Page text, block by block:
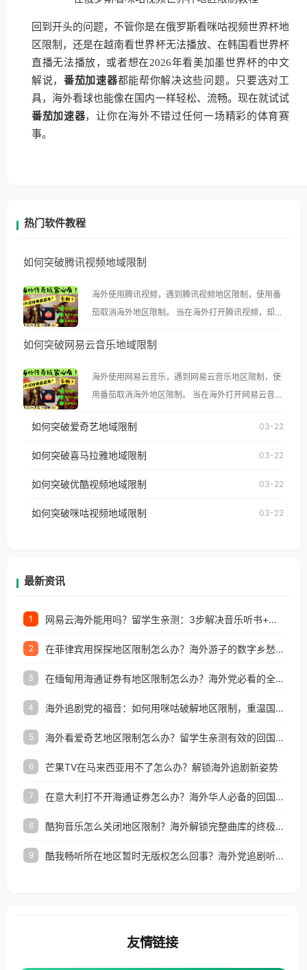
回到开头的问题，不管你是在俄罗斯看咪咕视频世界杯地
区限制，还是在越南看世界杯无法播放、在韩国看世界杯
直播无法播放，或者想在2026年看美加墨世界杯的中文
解说，番茄加速器都能帮你解决这些问题。只要选对工
具，海外看球也能像在国内一样轻松、流畅。现在就试试
番茄加速器，让你在海外不错过任何一场精彩的体育赛
事。
热门软件教程
如何突破腾讯视频地域限制
海外使用腾讯视频，遇到腾讯视频地区限制，使用番
茄取消海外地区限制。 当在海外打开腾讯视频，却突
示语。 海外用户如香港、澳门、台湾、美国、加拿
像其他音乐平台一样，出现地区及版权限制问题，且
仅能在中国大陆地区播放。 遇到这个问题的朋友们，
使用番茄回国加速器，即可解决「海外用户收听腾讯
台湾、美国、加拿大、澳大利亚、欧洲等国家和地区
权限制所困扰。
如何突破网易云音乐地域限制
海外使用网易云音乐，遇到网易云音乐地区限制，使
用番茄取消海外地区限制。 当在海外打开网易云音
播放”的提示语。 海外用户如香港、澳门、台湾、美
国、加拿大、澳大利亚、欧洲等国家和地区时，网易
制问题，且仅能在中国大陆地区播放。 遇到这个问题
户收听网易云音乐地区版权限制」的问题，无论人在
如何突破爱奇艺地域限制 03-22
如何突破喜马拉雅地域限制 03-22
如何突破优酷视频地域限制 03-22
如何突破咪咕视频地域限制 03-22
最新资讯
1 网易云海外能用吗？留学生亲测：3步解决音乐听书+银行视频地区限制
2 在菲律宾用探探地区限制怎么办？海外游子的数字乡愁与破局之道
3 在缅甸用海通证券有地区限制怎么办？海外党必看的全场景回国加速指南
4 海外追剧党的福音：如何用咪咕破解地区限制，重温国内精彩
5 海外看爱奇艺地区限制怎么办？留学生亲测有效的回国加速器选择指南
6 芒果TV在马来西亚用不了怎么办？解锁海外追剧新姿势
7 在意大利打不开海通证券怎么办？海外华人必备的回国加速指南（附2026世界杯观赛秘籍）
8 酷狗音乐怎么关闭地区限制？海外解锁完整曲库的终极指南
9 酷我畅听所在地区暂时无版权怎么回事？海外党追剧听歌的破局指南
友情链接